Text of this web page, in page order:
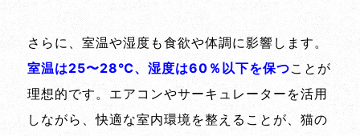
さらに、室温や湿度も食欲や体調に影響します。
室温は25〜28℃、湿度は60％以下を保つことが
理想的です。エアコンやサーキュレーターを活用
しながら、快適な室内環境を整えることが、猫の